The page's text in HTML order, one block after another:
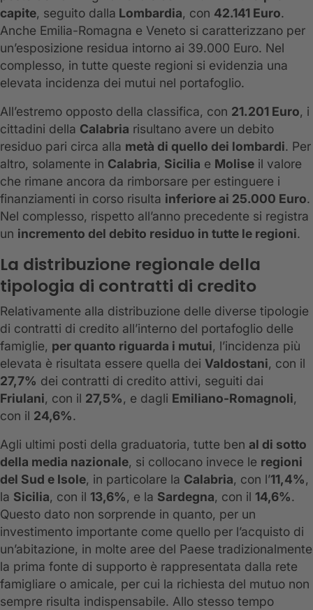
capite, seguito dalla Lombardia, con 42.141 Euro.
Anche Emilia-Romagna e Veneto si caratterizzano per
un’esposizione residua intorno ai 39.000 Euro. Nel
complesso, in tutte queste regioni si evidenzia una
elevata incidenza dei mutui nel portafoglio.
All’estremo opposto della classifica, con 21.201 Euro, i
cittadini della Calabria risultano avere un debito
residuo pari circa alla metà di quello dei lombardi. Per
altro, solamente in Calabria, Sicilia e Molise il valore
che rimane ancora da rimborsare per estinguere i
finanziamenti in corso risulta inferiore ai 25.000 Euro.
Nel complesso, rispetto all’anno precedente si registra
un incremento del debito residuo in tutte le regioni.
La distribuzione regionale della
tipologia di contratti di credito
Relativamente alla distribuzione delle diverse tipologie
di contratti di credito all’interno del portafoglio delle
famiglie, per quanto riguarda i mutui, l’incidenza più
elevata è risultata essere quella dei Valdostani, con il
27,7% dei contratti di credito attivi, seguiti dai
Friulani, con il 27,5%, e dagli Emiliano-Romagnoli,
con il 24,6%.
Agli ultimi posti della graduatoria, tutte ben al di sotto
della media nazionale, si collocano invece le regioni
del Sud e Isole, in particolare la Calabria, con l’11,4%,
la Sicilia, con il 13,6%, e la Sardegna, con il 14,6%.
Questo dato non sorprende in quanto, per un
investimento importante come quello per l’acquisto di
un’abitazione, in molte aree del Paese tradizionalmente
la prima fonte di supporto è rappresentata dalla rete
famigliare o amicale, per cui la richiesta del mutuo non
sempre risulta indispensabile. Allo stesso tempo